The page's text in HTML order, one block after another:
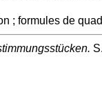
; formules de